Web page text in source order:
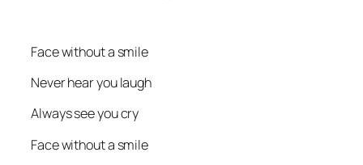
Face without a smile
Never hear you laugh
Always see you cry
Face without a smile